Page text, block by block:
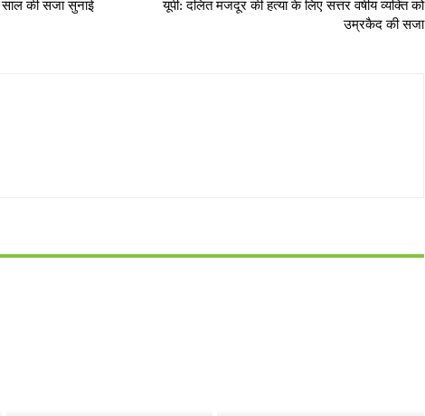
की सजा सुनाई
यूपी: दलित मजदूर की हत्या के लिए सत्तर वर्षीय व्यक्ति को
उम्रकैद की सजा